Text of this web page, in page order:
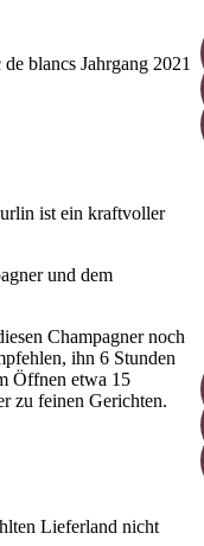
ist ein kraftvoller
und dem
Champagner noch
ihn 6 Stunden
Öffnen etwa 15
zu feinen Gerichten.
Lieferland nicht